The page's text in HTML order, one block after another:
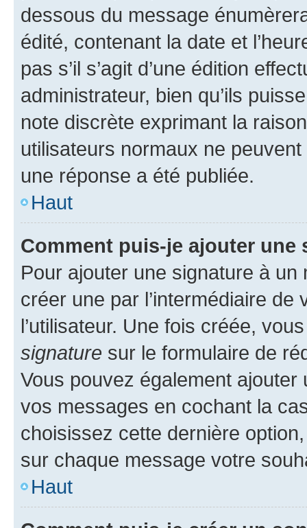
dessous du message
édité, contenant la date et
pas s’il s’agit d’une édition
administrateur, bien qu’ils
note discrète exprimant la
utilisateurs normaux ne
une réponse a été publiée.
Haut
Comment puis-je ajouter une
Pour ajouter une signature à un
créer une par l’intermédiaire
l’utilisateur. Une fois créée,
signature sur le formulaire de
Vous pouvez également
vos messages en cochant la
choisissez cette dernière
sur chaque message votre
Haut